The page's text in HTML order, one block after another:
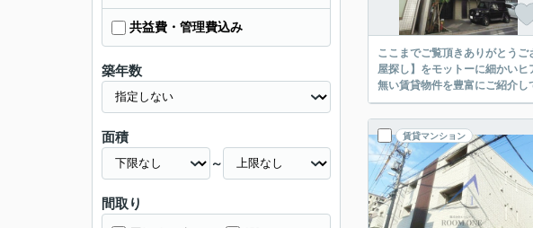
ここまでご覧頂きありがとうございます。 お部屋探しの際には、皆さまそれぞれこだわりの条件があると思いま
屋探し】をモットーに細かいヒアリングをし
賃貸マンション
共益費・管理費込み
築年数
面積
～
間取り